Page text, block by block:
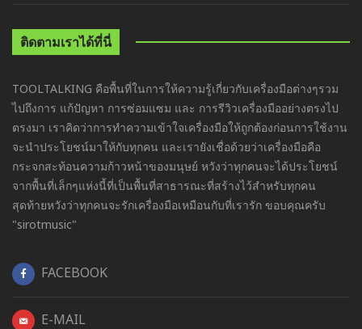
ติดตามเราได้ที่นี่
TOOLTALKING คือพื้นที่ในการให้ความรู้เกี่ยวกับเครื่องมือต่างๆรวม
ไปถึงการ แก้ปัญหา การซ่อมแซม และ การรีวิวเครื่องมืออย่างตรงไป
ตรงมา เราคิดว่าการทำความเข้าใจเครื่องมือให้ถูกต้องก่อนการใช้งาน
จะนำประโยชน์มาให้กับทุกคน และเรายังเชื่อด้วยว่าเครื่องมือคือ
กระจกสะท้อนความก้าวหน้าของมนุษย์ หวังว่าทุกคนจะได้ประโยชน์
จากพื้นที่เล็กๆแห่งนี้ที่เป็นพื้นที่สาธารณะที่สร้างไว้สำหรับทุกคน
สุดท้ายหวังว่าทุกคนจะรักเครื่องมือเหมือนกับที่เรารัก ขอบคุณครับ
"sirotmusic"
FACEBOOK
E-MAIL